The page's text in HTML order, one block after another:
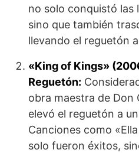
no solo conquistó las
sino que también
llevando el reguetón
«King of Kings»
Reguetón:
obra maestra de Don
elevó el reguetón a
Canciones como
solo fueron éxitos,